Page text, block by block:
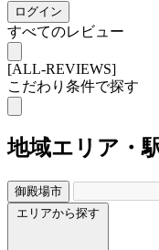
ログイン
すべてのレビュー
[ALL-REVIEWS]
こだわり条件で探す
地域エリア・
御殿場市
エリアから探す